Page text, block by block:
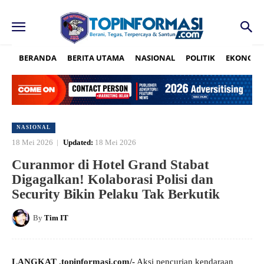
BERANDA BERITA UTAMA NASIONAL POLITIK EKONOMI
NASIONAL
18 Mei 2026 Updated: 18 Mei 2026
Curanmor di Hotel Grand Stabat
Digagalkan! Kolaborasi Polisi dan
Security Bikin Pelaku Tak Berkutik
By Tim IT
LANGKAT ,topinformasi.com/- Aksi pencurian kendaraan